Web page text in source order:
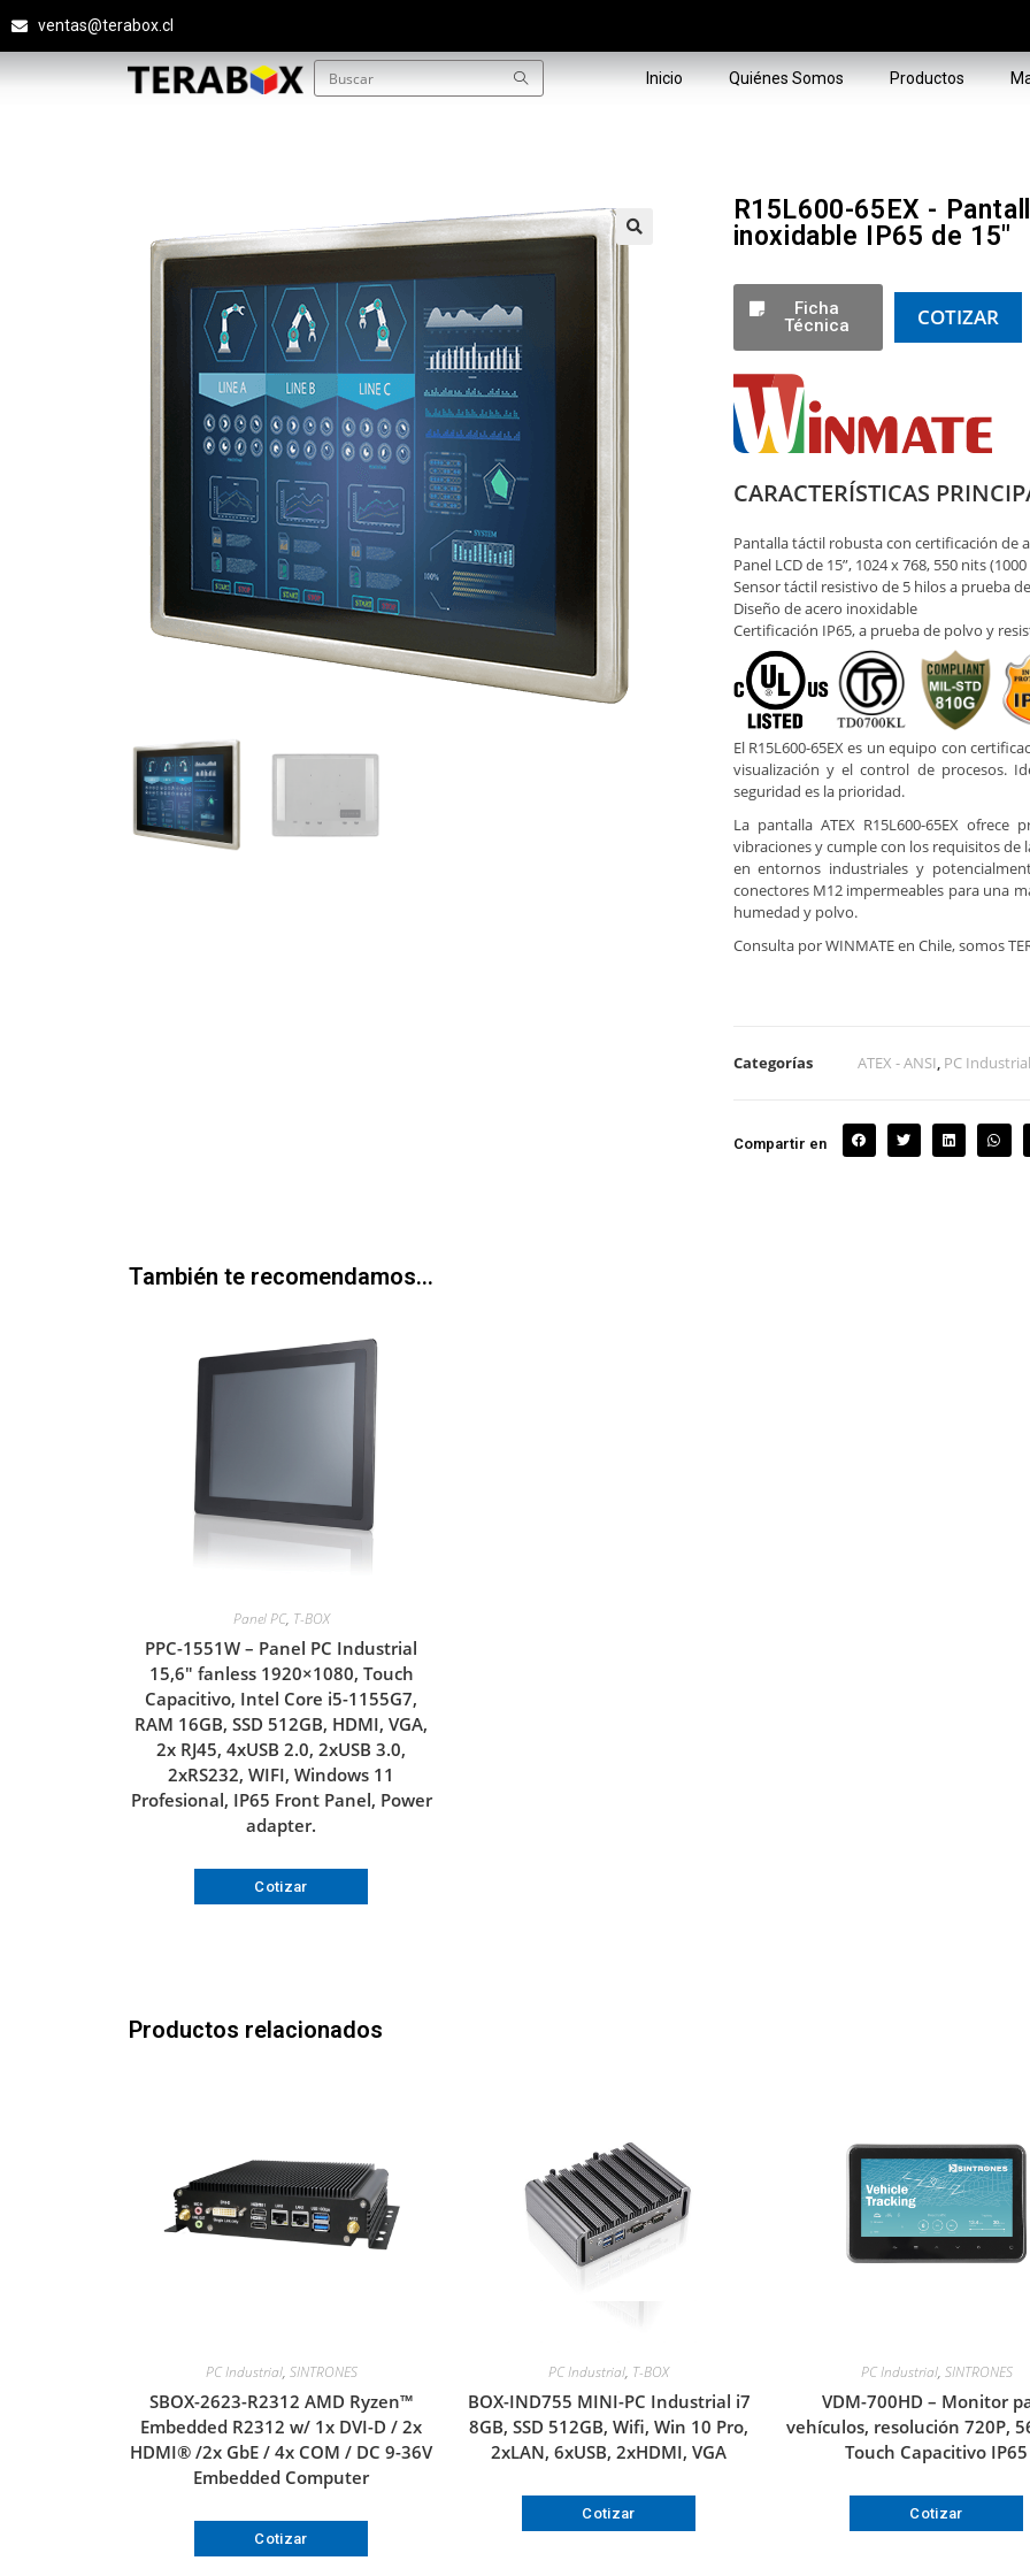
ventas@terabox.cl
Inicio Quiénes Somos Productos
R15L600-65EX -
inoxidable IP65 de 15"
Ficha
Técnica
COTIZAR
CARACTERÍSTICAS
Pantalla táctil robusta con certificación de
Panel LCD de 15”, 1024 x 768, 550 nits
Sensor táctil resistivo de 5 hilos a prueba
Diseño de acero inoxidable
Certificación IP65, a prueba de polvo y
El R15L600-65EX es un equipo con
visualización y el control de procesos.
seguridad es la prioridad.
La pantalla ATEX R15L600-65EX
vibraciones y cumple con los requisitos de
en entornos industriales y
conectores M12 impermeables para una
humedad y polvo.
Consulta por WINMATE en Chile, somos
Categorías ATEX - ANSI, PC Industrial
Compartir en
También te recomendamos…
Panel PC, T-BOX
PPC-1551W – Panel PC Industrial
15,6″ fanless 1920×1080, Touch
Capacitivo, Intel Core i5-1155G7,
RAM 16GB, SSD 512GB, HDMI, VGA,
2x RJ45, 4xUSB 2.0, 2xUSB 3.0,
2xRS232, WIFI, Windows 11
Profesional, IP65 Front Panel, Power
adapter.
Cotizar
Productos relacionados
PC Industrial, SINTRONES
SBOX-2623-R2312 AMD Ryzen™
Embedded R2312 w/ 1x DVI-D / 2x
HDMI® /2x GbE / 4x COM / DC 9-36V
Embedded Computer
Cotizar
PC Industrial, T-BOX
BOX-IND755 MINI-PC Industrial i7
8GB, SSD 512GB, Wifi, Win 10 Pro,
2xLAN, 6xUSB, 2xHDMI, VGA
Cotizar
PC Industrial, SINTRONES
VDM-700HD – Monitor
vehículos, resolución 720P,
Touch Capacitivo IP65
Cotizar